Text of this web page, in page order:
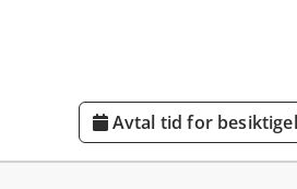
Avtal tid for